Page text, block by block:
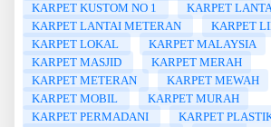
KARPET KUSTOM NO 1
KARPET
KARPET LANTAI METERAN
KARPET
KARPET LOKAL
KARPET MALAYSIA
KARPET MASJID
KARPET MERAH
KARPET METERAN
KARPET MEWAH
KARPET MOBIL
KARPET MURAH
KARPET PERMADANI
KARPET